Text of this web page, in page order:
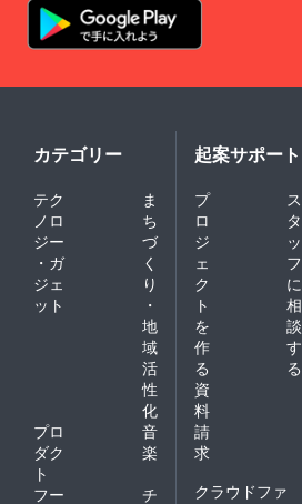
カテゴリー
テク
ノロ
ジー
・ガ
ジェ
ット
ま
ち
づ
く
り
・
地
域
活
性
化
プロ
ダク
ト
音
楽
フー
チ
起案サポート
プ
ロ
ジ
ェ
ク
ト
を
作
る
ス
タ
ッ
フ
に
相
談
す
る
資
料
請
求
クラウドファ